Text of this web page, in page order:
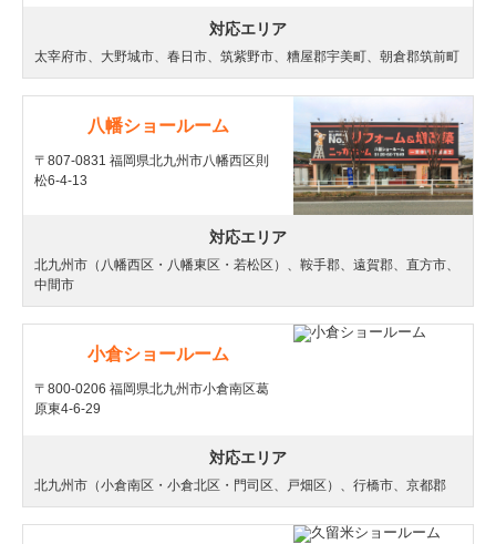
対応エリア
太宰府市、大野城市、春日市、筑紫野市、糟屋郡宇美町、朝倉郡筑前町
八幡ショールーム
〒807-0831 福岡県北九州市八幡西区則
松6-4-13
対応エリア
北九州市（八幡西区・八幡東区・若松区）、鞍手郡、遠賀郡、直方市、
中間市
小倉ショールーム
〒800-0206 福岡県北九州市小倉南区葛
原東4-6-29
対応エリア
北九州市（小倉南区・小倉北区・門司区、戸畑区）、行橋市、京都郡